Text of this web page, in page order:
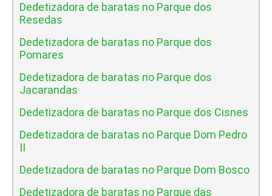
Dedetizadora de baratas no Parque dos
Resedas
Dedetizadora de baratas no Parque dos
Pomares
Dedetizadora de baratas no Parque dos
Jacarandas
Dedetizadora de baratas no Parque dos Cisnes
Dedetizadora de baratas no Parque Dom Pedro
II
Dedetizadora de baratas no Parque Dom Bosco
Dedetizadora de baratas no Parque das